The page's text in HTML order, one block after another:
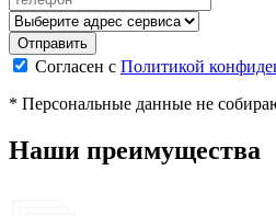
Согласен с Политикой
* Персональные данные не
Наши преимущества